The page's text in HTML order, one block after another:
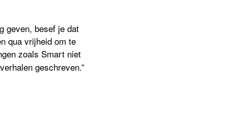
geven, besef je dat
qua vrijheid om te
zoals Smart niet
geschreven.”